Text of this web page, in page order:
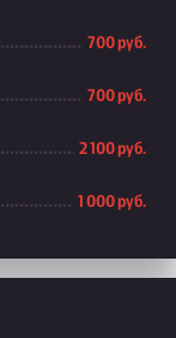
700 руб.
700 руб.
2 100 руб.
1 000 руб.